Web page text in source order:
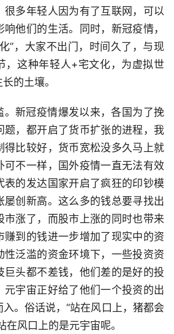
很多年轻人因为有了互联网，可以
他们的生活。同时，新冠疫情，
”，大家不出门，时间久了，与现
，这种年轻人+宅文化，为虚拟世
的土壤。
。新冠疫情爆发以来，各国为了挽
题，都开启了货币扩张的进程，我
得比较好，货币宽松没多久马上就
可不一样，国外疫情一直无法有效
表的发达国家开启了疯狂的印钞模
屡创新高。这么多的钱总要寻找出
市涨了，而股市上涨的同时也带来
赚到的钱进一步增加了现实中的资
性泛滥的资金环境下，一些投资资
巨头都不差钱，他们差的是好的投
元宇宙正好给了他们一个投资的出
。俗话说，“站在风口上，猪都会
在风口上的是元宇宙呢。